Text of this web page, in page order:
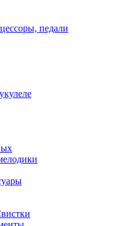
педали